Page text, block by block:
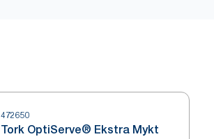
472650
Tork OptiServe® Ekstra Mykt